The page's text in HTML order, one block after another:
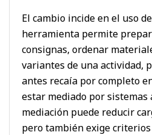
El cambio incide en el uso
herramienta permite
consignas, ordenar
variantes de una actividad,
antes recaía por completo
estar mediado por sistemas
mediación puede reducir
pero también exige